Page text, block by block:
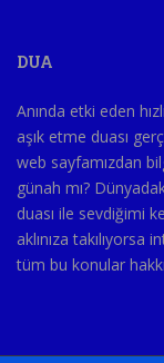
DUA
Anında etki eden
aşık etme duası
web sayfamızdan
günah mı?
duası ile sevdiğimi
aklınıza
tüm bu konular